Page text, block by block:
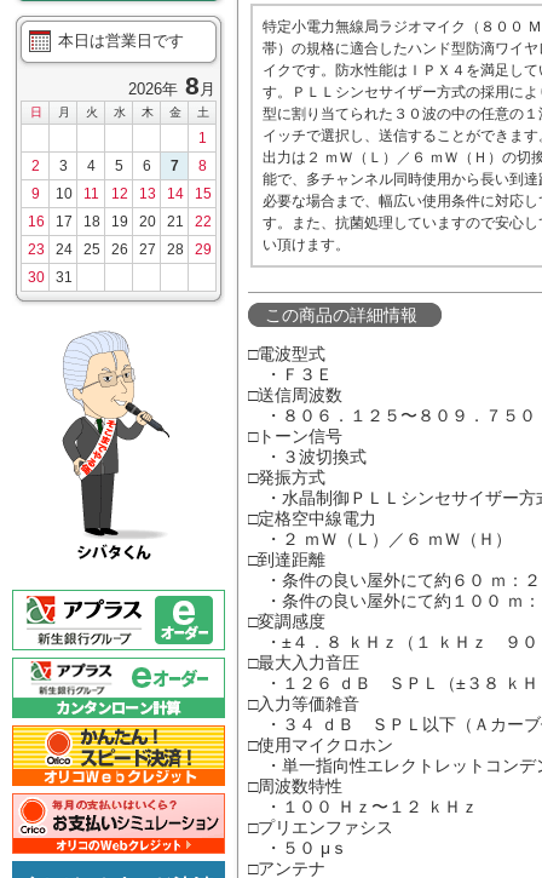
本日は営業日です
2026年 8 月
日 月 火 水 木 金 土
1
2
3 4 5 6 7
8
9
10 11 12 13 14
15
16
17 18 19 20 21
22
23
24 25 26 27 28
29
30
31
特定小電力無線局ラジオマイク（８００
帯）の規格に適合したハンド型防滴ワイヤ
イクです。防水性能はＩＰＸ４を満足して
す。ＰＬＬシンセサイザー方式の採用によ
型に割り当てられた３０波の中の任意の１
イッチで選択し、送信することができます
出力は２ ｍＷ（Ｌ）／６ ｍＷ（Ｈ）の切
能で、多チャンネル同時使用から長い到達
必要な場合まで、幅広い使用条件に対応し
す。また、抗菌処理していますので安心し
い頂けます。
この商品の詳細情報
□電波型式
・Ｆ３Ｅ
□送信周波数
・８０６．１２５〜８０９．７５０
□トーン信号
・３波切換式
□発振方式
・水晶制御ＰＬＬシンセサイザー方
□定格空中線電力
・２ ｍＷ（Ｌ）／６ ｍＷ（Ｈ）
□到達距離
・条件の良い屋外にて約６０ ｍ：
・条件の良い屋外にて約１００ ｍ
□変調感度
・±４．８ ｋＨｚ（１ ｋＨｚ ９
□最大入力音圧
・１２６ ｄＢ ＳＰＬ（±３８ ｋＨ
□入力等価雑音
・３４ ｄＢ ＳＰＬ以下（Ａカーブ
□使用マイクロホン
・単一指向性エレクトレットコンデ
□周波数特性
・１００ Ｈｚ〜１２ ｋＨｚ
□プリエンファシス
・５０ μｓ
□アンテナ